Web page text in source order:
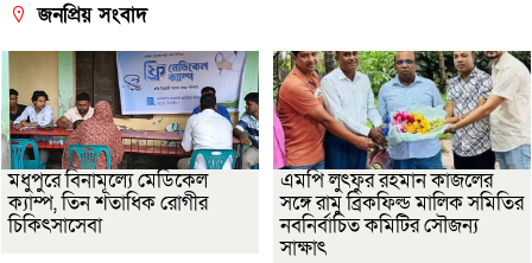
জনপ্রিয় সংবাদ
মধুপুরে বিনামূল্যে মেডিকেল
ক্যাম্প, তিন শতাধিক রোগীর
চিকিৎসাসেবা
এমপি লুৎফুর রহমান কাজলের
সঙ্গে রামু ব্রিকফিল্ড মালিক সমিতির
নবনির্বাচিত কমিটির সৌজন্য
সাক্ষাৎ